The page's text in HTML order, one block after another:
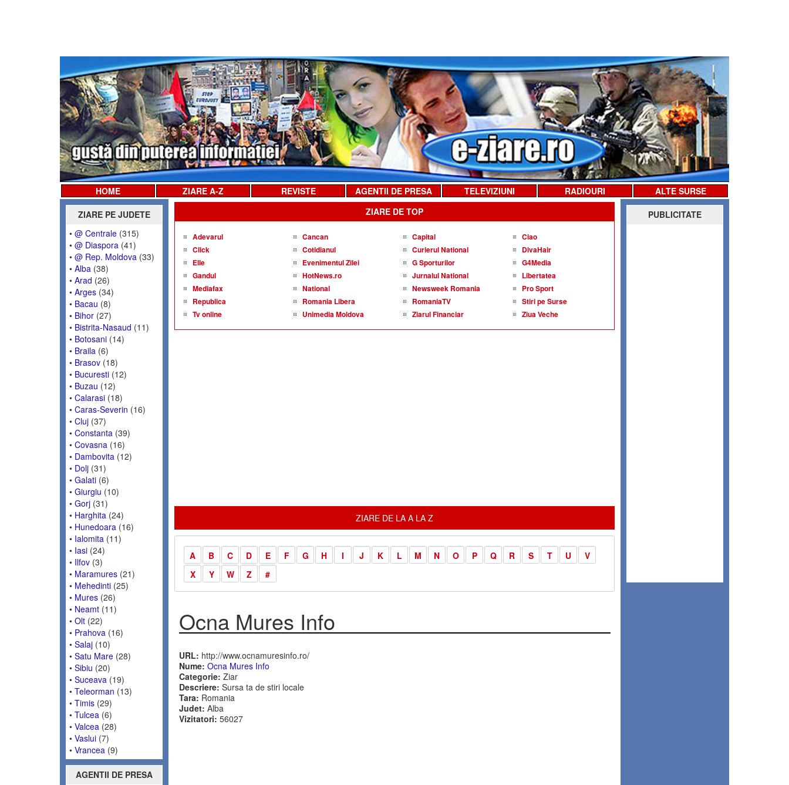
HOME ZIARE A-Z REVISTE AGENTII DE PRESA TELEVIZIUNI RADIOURI
ALTE SURSE
ZIARE PE JUDETE
• @ Centrale (315)
• @ Diaspora (41)
• @ Rep. Moldova (33)
• Alba (38)
• Arad (26)
• Arges (34)
• Bacau (8)
• Bihor (27)
• Bistrita-Nasaud (11)
• Botosani (14)
• Braila (6)
• Brasov (18)
• Bucuresti (12)
• Buzau (12)
• Calarasi (18)
• Caras-Severin (16)
• Cluj (37)
• Constanta (39)
• Covasna (16)
• Dambovita (12)
• Dolj (31)
• Galati (6)
• Giurgiu (10)
• Gorj (31)
• Harghita (24)
• Hunedoara (16)
• Ialomita (11)
• Iasi (24)
• Ilfov (3)
• Maramures (21)
• Mehedinti (25)
• Mures (26)
• Neamt (11)
• Olt (22)
• Prahova (16)
• Salaj (10)
• Satu Mare (28)
• Sibiu (20)
• Suceava (19)
• Teleorman (13)
• Timis (29)
• Tulcea (6)
• Valcea (28)
• Vaslui (7)
• Vrancea (9)
AGENTII DE PRESA
ZIARE DE TOP
Adevarul Cancan Capital
Ciao
Click
Cotidianul Curierul National
DivaHair
Elle
Evenimentul Zilei G Sporturilor
G4Media
Gandul
HotNews.ro Jurnalul National
Libertatea
Mediafax
National Newsweek Romania
Pro Sport
Republica
Romania Libera RomaniaTV
Stiri pe Surse
Tv online
Unimedia Moldova Ziarul Financiar Ziua Veche
ZIARE DE LA A LA Z
A B C D E F G H I J K L M N O P Q R S T U
V
X
Y W Z #
Ocna Mures Info
URL: http://www.ocnamuresinfo.ro/
Nume: Ocna Mures Info
Categorie: Ziar
Descriere: Sursa ta de stiri locale
Tara: Romania
Judet: Alba
Vizitatori: 56027
PUBLICITATE